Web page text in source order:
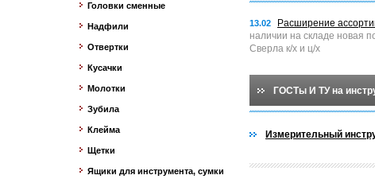
Головки сменные
Надфили
Отвертки
Кусачки
Молотки
Зубила
Клейма
Щетки
Ящики для инструмента, сумки
13.02 Расширение
наличии на складе новая
Сверла к/х и ц/х
ГОСТы И ТУ на
Измерительный